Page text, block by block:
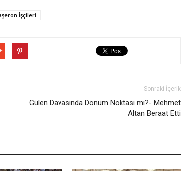
İşçileri
Sonraki İçerik
Gülen Davasında Dönüm Noktası mı?- Mehmet
Altan Beraat Etti